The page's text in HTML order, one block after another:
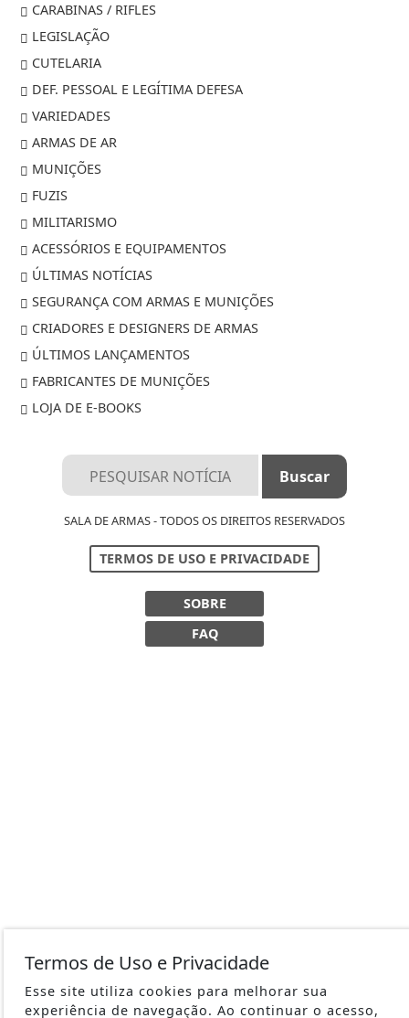
CARABINAS / RIFLES
LEGISLAÇÃO
CUTELARIA
DEF. PESSOAL E LEGÍTIMA DEFESA
VARIEDADES
ARMAS DE AR
MUNIÇÕES
FUZIS
MILITARISMO
ACESSÓRIOS E EQUIPAMENTOS
ÚLTIMAS NOTÍCIAS
SEGURANÇA COM ARMAS E MUNIÇÕES
CRIADORES E DESIGNERS DE ARMAS
ÚLTIMOS LANÇAMENTOS
FABRICANTES DE MUNIÇÕES
LOJA DE E-BOOKS
SALA DE ARMAS - TODOS OS DIREITOS RESERVADOS
TERMOS DE USO E PRIVACIDADE
SOBRE
FAQ
Termos de Uso e Privacidade
Esse site utiliza cookies para melhorar sua
experiência de navegação. Ao continuar o acesso,